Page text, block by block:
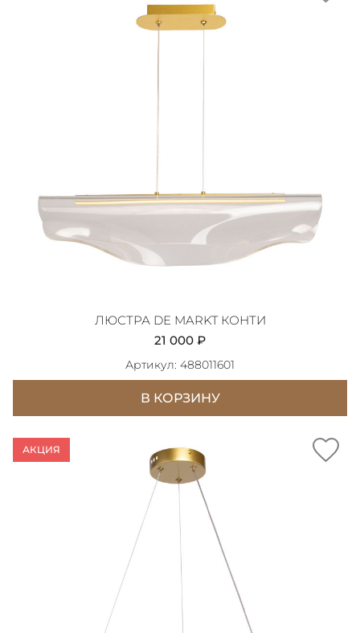
ЛЮСТРА DE MARKT КОНТИ
21 000 ₽
Артикул: 488011601
В КОРЗИНУ
АКЦИЯ